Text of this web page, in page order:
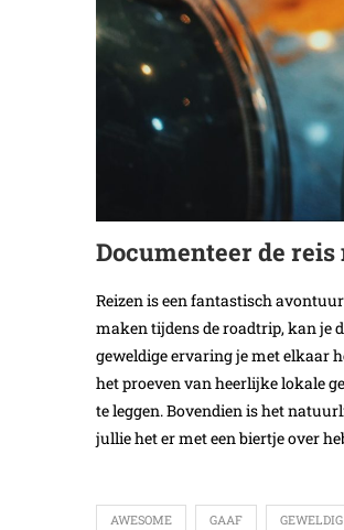
Documenteer de reis
Reizen is een fantastisch
maken tijdens de roadtrip, kan je
geweldige ervaring je met elkaar
het proeven van heerlijke lokale
te leggen. Bovendien is het
jullie het er met een biertje over
AWESOME GAAF GEWELDIG